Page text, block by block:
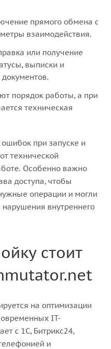
прямого обмена с
взаимодействия.
или получение
выписки и
порядок работы, а при
техническая
при запуске и
технической
Особенно важно
доступа, чтобы
операции и могли
внутреннего
стоит
на оптимизации
IT-
с 1С, Битрикс24,
и